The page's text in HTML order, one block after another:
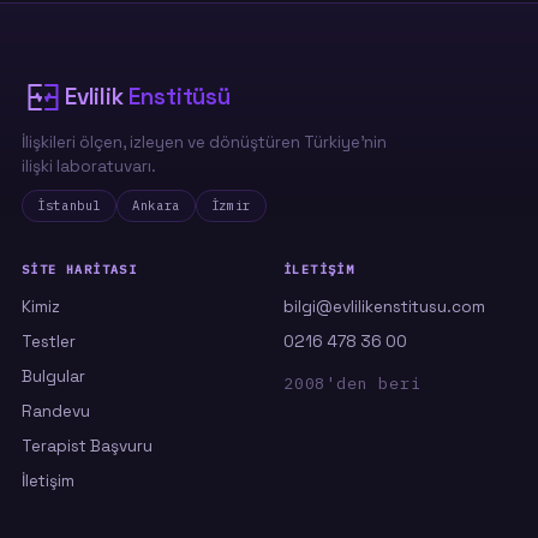
"kurtarma" çoğu zaman farkında olmadan
aşkın taşıyamayacağı kadar ağırdır.
Evlilik Enstitüsü
İlişkileri ölçen, izleyen ve dönüştüren Türkiye'nin
ilişki laboratuvarı.
İstanbul Ankara İzmir
SITE HARITASI
Kimiz
Testler
Bulgular
Randevu
Terapist Başvuru
İletişim
İLETIŞIM
bilgi@evlilikenstitusu.com
0216 478 36 00
2008'den beri